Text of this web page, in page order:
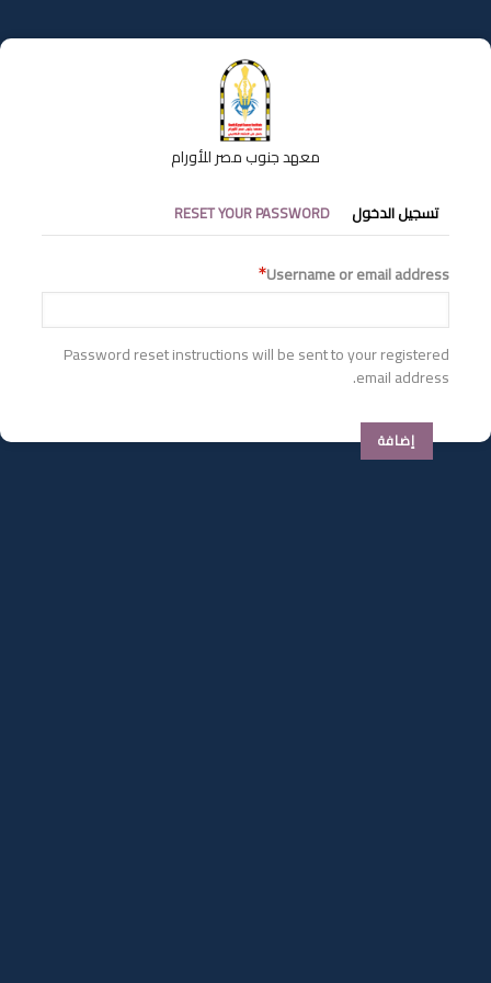
إلى
المحتوى
معهد جنوب مصر للأورام
التبويبات
الأساسية
تسجيل الدخول RESET YOUR PASSWORD
Username or email address
Password reset instructions will be sent to your registered
email address.